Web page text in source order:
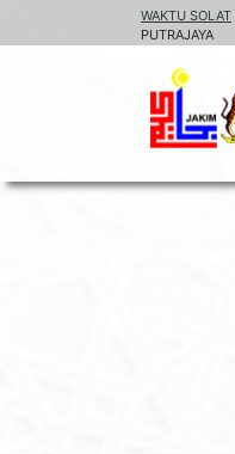
WAKTU SOLAT
PUTRAJAYA